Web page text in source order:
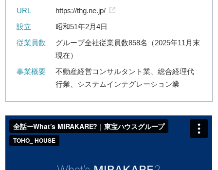
URL
https://thg.ne.jp/
設立
昭和51年2月4日
従業員数
グループ全社従業員数858名（2025年11月末
現在）
事業概要
不動産経営コンサルタント業、総合経理代
行業、システムインテグレーション業